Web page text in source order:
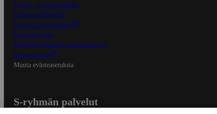
Tilaus- ja toimitusehdot
Tietosuojakäytäntö
Palvelun käyttöehdot
Saavutettavuus
Mobiilisovelluksen saavutettavuus
Mainostajalle
Muuta evästeasetuksia
S-ryhmän palvelut